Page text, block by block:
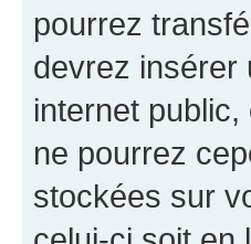
pourrez
devrez insérer
internet
ne pourrez
stockées sur